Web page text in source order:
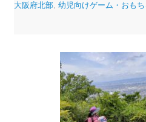
大阪府北部, 幼児向けゲーム・おもち